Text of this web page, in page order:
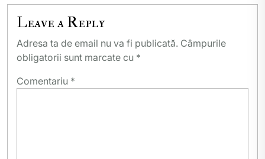
Leave a Reply
Adresa ta de email nu va fi publicată. Câmpurile
obligatorii sunt marcate cu *
Comentariu *